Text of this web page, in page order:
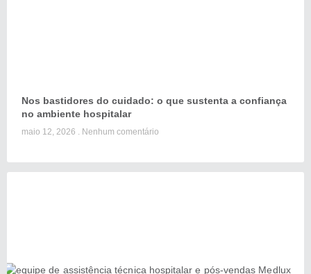
Nos bastidores do cuidado: o que sustenta a confiança
no ambiente hospitalar
maio 12, 2026 Nenhum comentário